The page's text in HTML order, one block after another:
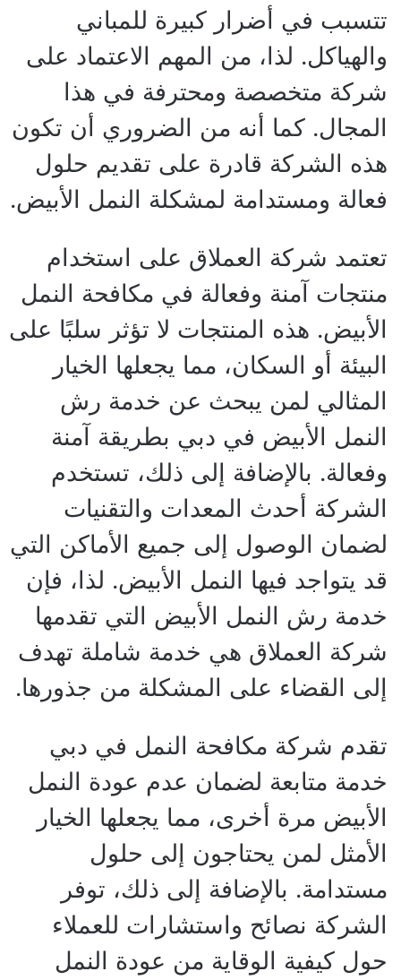
تتسبب في أضرار كبيرة للمباني
والهياكل. لذا، من المهم الاعتماد على
شركة متخصصة ومحترفة في هذا
المجال. كما أنه من الضروري أن تكون
هذه الشركة قادرة على تقديم حلول
فعالة ومستدامة لمشكلة النمل الأبيض.
تعتمد شركة العملاق على استخدام
منتجات آمنة وفعالة في مكافحة النمل
الأبيض. هذه المنتجات لا تؤثر سلبًا على
البيئة أو السكان، مما يجعلها الخيار
المثالي لمن يبحث عن خدمة رش
النمل الأبيض في دبي بطريقة آمنة
وفعالة. بالإضافة إلى ذلك، تستخدم
الشركة أحدث المعدات والتقنيات
لضمان الوصول إلى جميع الأماكن التي
قد يتواجد فيها النمل الأبيض. لذا، فإن
خدمة رش النمل الأبيض التي تقدمها
شركة العملاق هي خدمة شاملة تهدف
إلى القضاء على المشكلة من جذورها.
تقدم شركة مكافحة النمل في دبي
خدمة متابعة لضمان عدم عودة النمل
الأبيض مرة أخرى، مما يجعلها الخيار
الأمثل لمن يحتاجون إلى حلول
مستدامة. بالإضافة إلى ذلك، توفر
الشركة نصائح واستشارات للعملاء
حول كيفية الوقاية من عودة النمل